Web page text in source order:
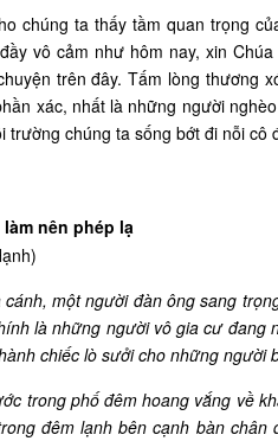
chúng ta thấy tầm quan trọng
vô cảm như hôm nay, xin
trên đây. Tấm lòng thương
xác, nhất là những người
trường chúng ta sống bớt đi nỗi
nên phép lạ
một người đàn ông sang
là những người vô gia cư
chiếc lò sưởi cho những người
trong phố đêm hoang vắng về
đêm lạnh bên cạnh bàn